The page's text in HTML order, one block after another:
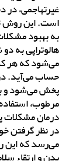
غیرتهاجمی، در
است. این روش
به بهبود
هالوتراپی به
می‌شود که هر
حساب می‌آید.
پخش می‌شود و
مرطوب،
درمان مشکلات
در نظر گرفتن
می‌رسد که این